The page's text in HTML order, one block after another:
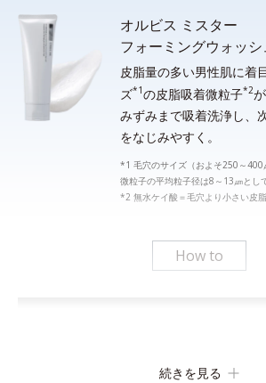
オルビス ミスター
フォーミングウォッシ
皮脂量の多い男性肌に着
ズ*1の皮脂吸着微粒子*2
みずみまで吸着洗浄し、
をなじみやすく。
*1 毛穴のサイズ（およそ250～400
微粒子の平均粒子径は8～13㎛とし
*2 無水ケイ酸＝毛穴より小さい皮
How to
続きを見る